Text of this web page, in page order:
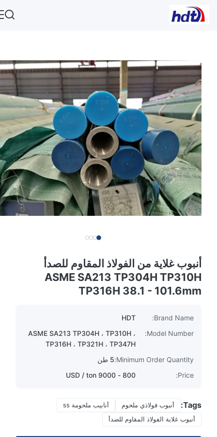
أنبوب غلاية من الفولاذ المقاوم للصدأ
ASME SA213 TP304H TP310H
TP316H 38.1 - 101.6mm
Brand Name:
Model Number:
ASME SA213 TP304H ، TP310H ،
TP316H ، TP321H ، TP347H
Minimum Order Quantity: 5 طن
Price:
Tags: أنبوب فولاذي ملحوم
أنابيب ملحومة ss
أنبوب غلاية الفولاذ المقاوم للصدأ